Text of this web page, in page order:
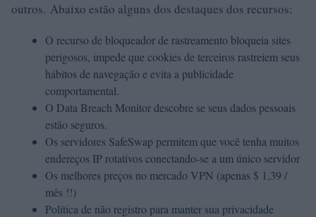
outros. Abaixo estão alguns dos destaques dos recursos:
O recurso de bloqueador de rastreamento bloqueia sites
perigosos, impede que cookies de terceiros rastreiem seus
hábitos de navegação e evita a publicidade
comportamental.
O Data Breach Monitor descobre se seus dados pessoais
estão seguros.
Os servidores SafeSwap permitem que você tenha muitos
endereços IP rotativos conectando-se a um único servidor
Os melhores preços no mercado VPN (apenas $ 1,39 /
mês !!)
Política de não registro para manter sua privacidade